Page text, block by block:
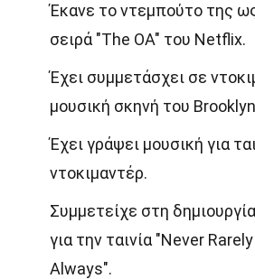
Έκανε το ντεμπούτο της
σειρά "The OA" του Netflix.
Έχει συμμετάσχει σε
μουσική σκηνή του
Έχει γράψει μουσική για
ντοκιμαντέρ.
Συμμετείχε στη
για την ταινία "Never
Always".